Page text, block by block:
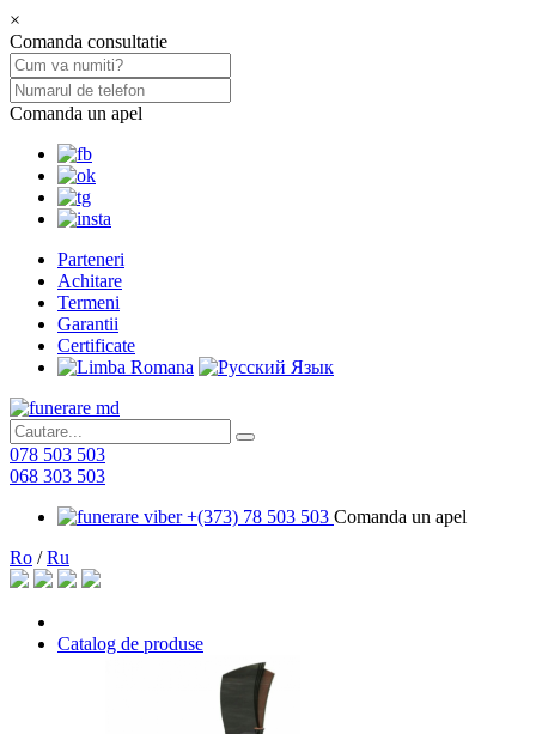
×
Comanda consultatie
Comanda un apel
Parteneri
Achitare
Termeni
Garantii
Certificate
078 503 503
068 303 503
+(373) 78 503 503 Comanda un apel
Ro /Ru
Catalog de produse